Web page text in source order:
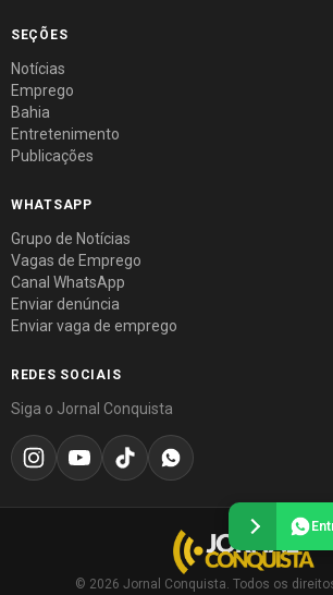
SEÇÕES
Notícias
Emprego
Bahia
Entretenimento
Publicações
WHATSAPP
Grupo de Notícias
Vagas de Emprego
Canal WhatsApp
Enviar denúncia
Enviar vaga de emprego
REDES SOCIAIS
Siga o Jornal Conquista
© 2026 Jornal Conquista. Todos os